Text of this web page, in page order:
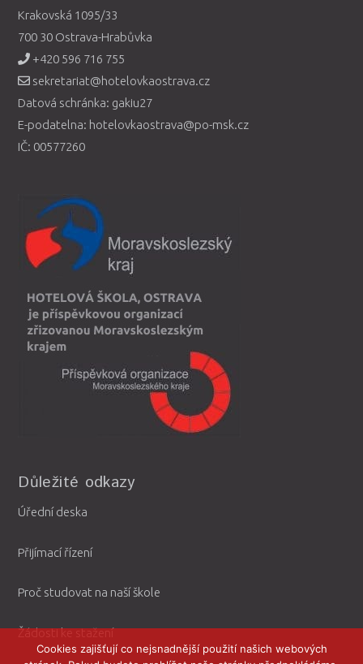
Krakovská 1095/33
700 30 Ostrava-Hrabůvka
+420 596 716 755
sekretariat@hotelovkaostrava.cz
Datová schránka: gakiu27
E-podatelna: hotelovkaostrava@po-msk.cz
IČ: 00577260
Důležité odkazy
Úřední deska
Přijímací řízení
Proč studovat na naší škole
Žádosti ke stažení
Cookies zajišťují co nejsnadnější použití našich webových